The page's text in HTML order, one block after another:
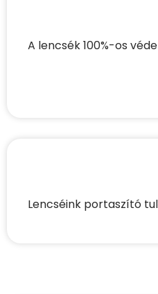
A lencsék 100%-os
Lencséink portaszító